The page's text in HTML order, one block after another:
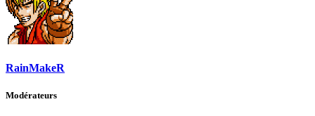
RainMakeR
Modérateurs